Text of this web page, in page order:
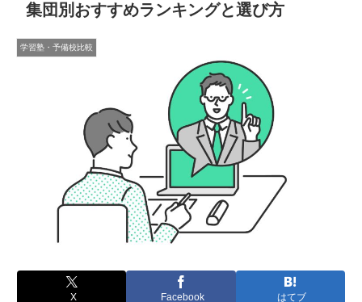
集団別おすすめランキングと選び方
学習塾・予備校比較
X Facebook はてブ